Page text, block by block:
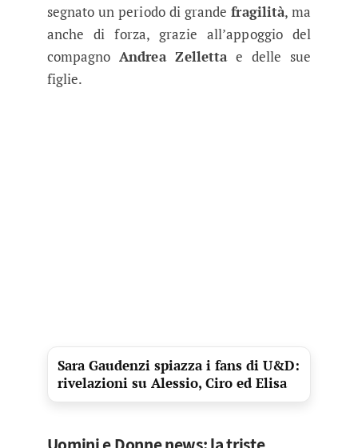
segnato un periodo di grandefragilità, ma
anche di forza, grazie all’appoggio del
compagnoAndrea Zellettae delle sue
figlie.
Sara Gaudenzi spiazza i fans di U&D:
rivelazioni su Alessio, Ciro ed Elisa